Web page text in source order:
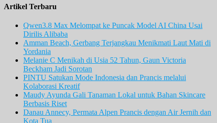
Artikel Terbaru
Qwen3.8 Max Melompat ke Puncak Model AI China Usai
Dirilis Alibaba
Amman Beach, Gerbang Terjangkau Menikmati Laut Mati di
Yordania
Melanie C Menikah di Usia 52 Tahun, Gaun Victoria
Beckham Jadi Sorotan
PINTU Satukan Mode Indonesia dan Prancis melalui
Kolaborasi Kreatif
Maudy Ayunda Gali Tanaman Lokal untuk Bahan Skincare
Berbasis Riset
Danau Annecy, Permata Alpen Prancis dengan Air Jernih dan
Kota Tua